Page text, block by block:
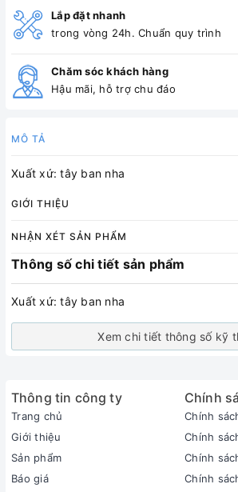
Lắp đặt nhanh
trong vòng 24h. Chuẩn quy trình
Chăm sóc khách hàng
Hậu mãi, hỗ trợ chu đáo
MÔ TẢ
Xuất xứ: tây ban nha
GIỚI THIỆU
NHẬN XÉT SẢN PHẨM
Thông số chi tiết sản phẩm
Xuất xứ: tây ban nha
Xem chi tiết thông số kỹ
Thông tin công ty
Trang chủ
Giới thiệu
Sản phẩm
Báo giá
Chính
Chính
Chính
Chính
Chính